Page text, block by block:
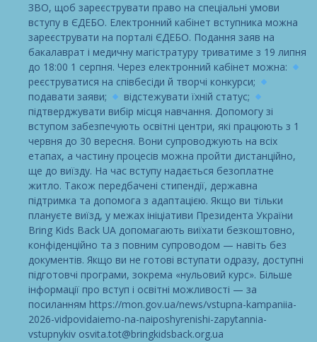
ЗВО, щоб зареєструвати право на спеціальні умови
вступу в ЄДЕБО. Електронний кабінет вступника можна
зареєструвати на порталі ЄДЕБО. Подання заяв на
бакалаврат і медичну магістратуру триватиме з 19 липня
до 18:00 1 серпня. Через електронний кабінет можна:
реєструватися на співбесіди й творчі конкурси;
подавати заяви;
відстежувати їхній статус;
підтверджувати вибір місця навчання. Допомогу зі
вступом забезпечують освітні центри, які працюють з 1
червня до 30 вересня. Вони супроводжують на всіх
етапах, а частину процесів можна пройти дистанційно,
ще до виїзду. На час вступу надається безоплатне
житло. Також передбачені стипендії, державна
підтримка та допомога з адаптацією. Якщо ви тільки
плануєте виїзд, у межах ініціативи Президента України
Bring Kids Back UA допомагають виїхати безкоштовно,
конфіденційно та з повним супроводом — навіть без
документів. Якщо ви не готові вступати одразу, доступні
підготовчі програми, зокрема «нульовий курс». Більше
інформації про вступ і освітні можливості — за
посиланням https://mon.gov.ua/news/vstupna-kampaniia-
2026-vidpovidaiemo-na-naiposhyrenishi-zapytannia-
vstupnykiv osvita.tot@bringkidsback.org.ua